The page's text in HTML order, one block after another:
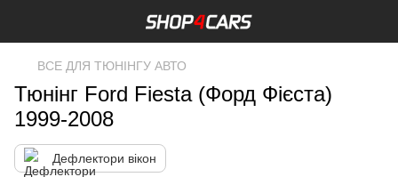
ВСЕ ДЛЯ ТЮНІНГУ АВТО
Тюнінг Ford Fiesta (Форд Фієста)
1999-2008
Дефлектори вікон